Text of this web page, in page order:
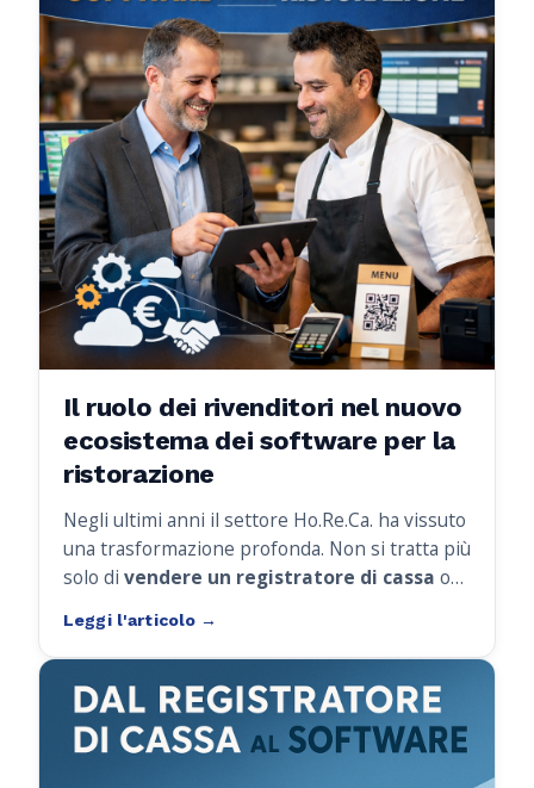
Il ruolo dei rivenditori nel nuovo
ecosistema dei software per la
ristorazione
Negli ultimi anni il settore Ho.Re.Ca. ha vissuto
una trasformazione profonda. Non si tratta più
solo di vendere un registratore di cassa o
soluzioni complete
accompagnare la crescita dell’attività nel
tempo.